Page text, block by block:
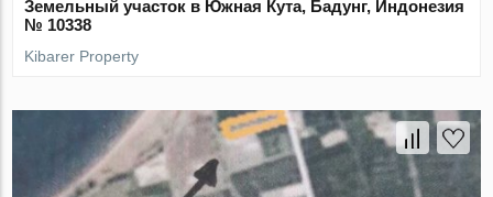
Земельный участок в Южная Кута, Бадунг, Индонезия
№ 10338
Kibarer Property